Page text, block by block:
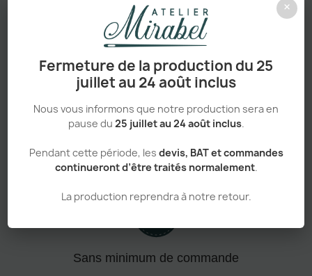
×
Fermeture de la production du 25
juillet au 24 août inclus
Nous vous informons que notre production sera en
pause du 25 juillet au 24 août inclus.
Pendant cette période, les devis, BAT et commandes
continueront d’être traités normalement.
La production reprendra à notre retour.
Confort absolu & durabilité renforcée
Sans minimum de commande